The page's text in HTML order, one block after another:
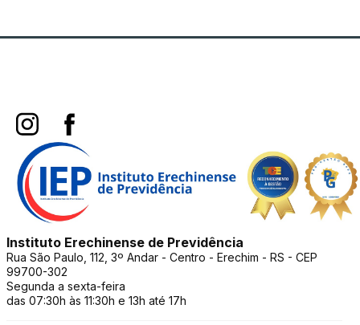
Instituto Erechinense de Previdência
Rua São Paulo, 112, 3º Andar - Centro - Erechim - RS - CEP
99700-302
Segunda a sexta-feira
das 07:30h às 11:30h e 13h até 17h